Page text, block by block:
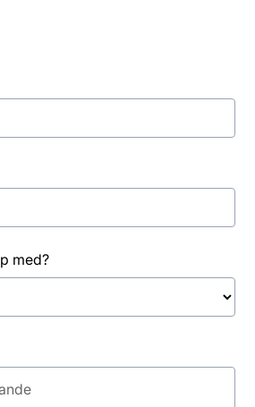
med?